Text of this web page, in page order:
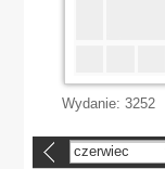
Wydanie: 3252
czerwiec